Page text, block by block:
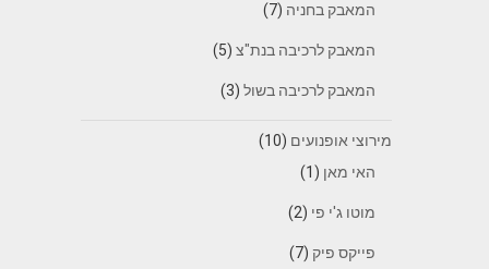
המאבק בחניה (7)
המאבק לרכיבה בנת"צ(5)
המאבק לרכיבה בשול(3)
מירוצי אופנועים (10)
האי מאן (1)
מוטו ג'י פי (2)
פייקס פיק (7)